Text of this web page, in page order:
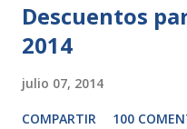
Descuentos
2014
julio 07, 2014
COMPARTIR 100